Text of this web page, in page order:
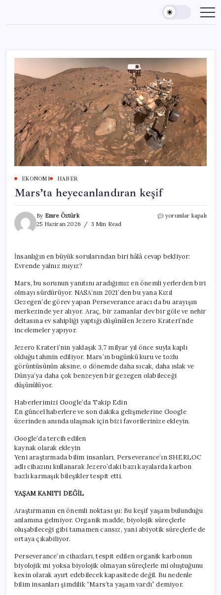
content
EKONOMI HABER
Mars’ta heyecanlandıran keşif
By Emre Öztürk
25 Haziran 2026
3 Min Read
Mars’ta
yorumlar kapalı
İnsanlığın en büyük sorularından biri hâlâ cevap bekliyor:
Evrende yalnız mıyız?
Mars, bu sorunun yanıtını aradığımız en önemli yerlerden biri
olmayı sürdürüyor. NASA’nın 2021’den bu yana Kızıl
Gezegen’de görev yapan Perseverance aracı da bu arayışın
merkezinde yer alıyor. Araç, bir zamanlar dev bir göle ve nehir
deltasına ev sahipliği yaptığı düşünülen Jezero Krateri’nde
incelemeler yapıyor.
Jezero Krateri’nin yaklaşık 3,7 milyar yıl önce suyla kaplı
olduğu tahmin ediliyor. Mars’ın bugünkü kuru ve tozlu
görüntüsünün aksine, o dönemde daha sıcak, daha ıslak ve
Dünya’ya daha çok benzeyen bir gezegen olabileceği
düşünülüyor.
Haberlerimizi Google’da Takip Edin
En güncel haberlere ve son dakika gelişmelerine Google
üzerinden anında ulaşmak için bizi favorilerinize ekleyin.
Google’da tercih edilen
kaynak olarak ekleyin
Yeni araştırmada bilim insanları, Perseverance’ın SHERLOC
adlı cihazını kullanarak Jezero’daki bazı kayalarda karbon
bazlı karmaşık bileşikler tespit etti.
YAŞAM KANITI DEĞİL
Araştırmanın en önemli noktası şu: Bu keşif yaşam bulunduğu
anlamına gelmiyor. Organik madde, biyolojik süreçlerle
oluşabileceği gibi tamamen cansız, yani abiyotik süreçlerle de
ortaya çıkabiliyor.
Perseverance’ın cihazları, tespit edilen organik karbonun
biyolojik mi yoksa biyolojik olmayan süreçlerle mi oluştuğunu
kesin olarak ayırt edebilecek kapasitede değil. Bu nedenle
bilim insanları şimdilik “Mars’ta yaşam vardı” demiyor.